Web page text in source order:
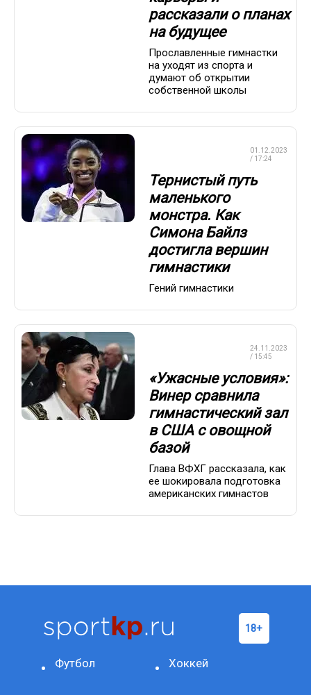
рассказали о планах
на будущее
Прославленные гимнастки
на уходят из спорта и
думают об открытии
собственной школы
01.12.2023
/ 17:24
Тернистый путь
маленького
монстра. Как
Симона Байлз
достигла вершин
гимнастики
Гений гимнастики
24.11.2023
/ 15:45
«Ужасные условия»:
Винер сравнила
гимнастический зал
в США с овощной
базой
Глава ВФХГ рассказала, как
ее шокировала подготовка
американских гимнастов
Футбол Хоккей